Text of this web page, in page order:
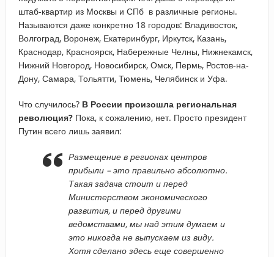
штаб-квартир из Москвы и СПб в различные регионы.
Называются даже конкретно 18 городов: Владивосток,
Волгоград, Воронеж, Екатеринбург, Иркутск, Казань,
Краснодар, Красноярск, Набережные Челны, Нижнекамск,
Нижний Новгород, Новосибирск, Омск, Пермь, Ростов-на-
Дону, Самара, Тольятти, Тюмень, Челябинск и Уфа.
Что случилось? В России произошла региональная
революция?Пока, к сожалению, нет. Просто президент
Путин всего лишь заявил:
Размещение в регионах центров
прибыли – это правильно абсолютно.
Такая задача стоит и перед
Министерством экономического
развития, и перед другими
ведомствами, мы над этим думаем и
это никогда не выпускаем из виду.
Хотя сделано здесь еще совершенно